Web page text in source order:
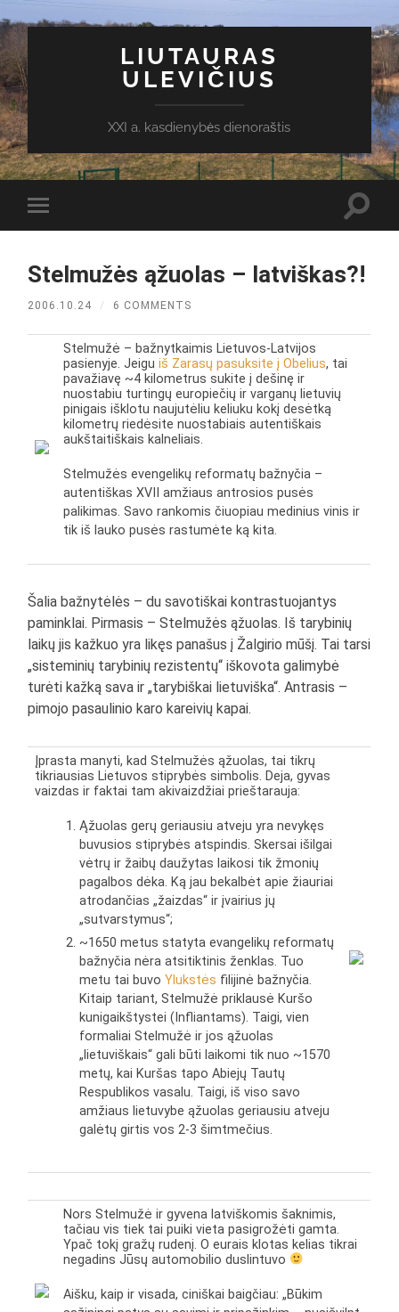
LIUTAURAS
ULEVIČIUS
XXI a. kasdienybės dienoraštis
Toggle
mobile
Stelmužės ąžuolas – latviškas?!
2006.10.24 / 6 COMMENTS
Stelmužė – bažnytkaimis Lietuvos-Latvijos
pasienyje. Jeiguiš Zarasų pasuksite į Obelius, tai
pavažiavę ~4 kilometrus sukite į dešinę ir
nuostabiu turtingų europiečių ir varganų lietuvių
pinigais išklotu naujutėliu keliuku kokį desėtką
kilometrų riedėsite nuostabiais autentiškais
aukštaitiškais kalneliais.
Stelmužės evengelikų reformatų bažnyčia –
autentiškas XVII amžiaus antrosios pusės
palikimas. Savo rankomis čiuopiau medinius vinis ir
tik iš lauko pusės rastumėte ką kita.
Šalia bažnytėlės – du savotiškai kontrastuojantys
paminklai. Pirmasis – Stelmužės ąžuolas. Iš tarybinių
laikų jis kažkuo yra likęs panašus į Žalgirio mūšį. Tai tarsi
„sisteminių tarybinių rezistentų“ iškovota galimybė
turėti kažką sava ir „tarybiškai lietuviška“. Antrasis –
pimojo pasaulinio karo kareivių kapai.
Įprasta manyti, kad Stelmužės ąžuolas, tai tikrų
tikriausias Lietuvos stiprybės simbolis. Deja, gyvas
vaizdas ir faktai tam akivaizdžiai prieštarauja:
Ąžuolas gerų geriausiu atveju yra nevykęs
buvusios stiprybės atspindis. Skersai išilgai
vėtrų ir žaibų daužytas laikosi tik žmonių
pagalbos dėka. Ką jau bekalbėt apie žiauriai
atrodančias „žaizdas“ ir įvairius jų
„sutvarstymus“;
~1650 metus statyta evangelikų reformatų
bažnyčia nėra atsitiktinis ženklas. Tuo
metu tai buvoYlukstės filijinė bažnyčia.
Kitaip tariant, Stelmužė priklausė Kuršo
kunigaikštystei (Infliantams). Taigi, vien
formaliai Stelmužė ir jos ąžuolas
„lietuviškais“ gali būti laikomi tik nuo ~1570
metų, kai Kuršas tapo Abiejų Tautų
Respublikos vasalu. Taigi, iš viso savo
amžiaus lietuvybe ąžuolas geriausiu atveju
galėtų girtis vos 2-3 šimtmečius.
Nors Stelmužė ir gyvena latviškomis šaknimis,
tačiau vis tiek tai puiki vieta pasigrožėti gamta.
Ypač tokį gražų rudenį. O eurais klotas kelias tikrai
negadins Jūsų automobilio duslintuvo
Aišku, kaip ir visada, ciniškai baigčiau: „Būkim